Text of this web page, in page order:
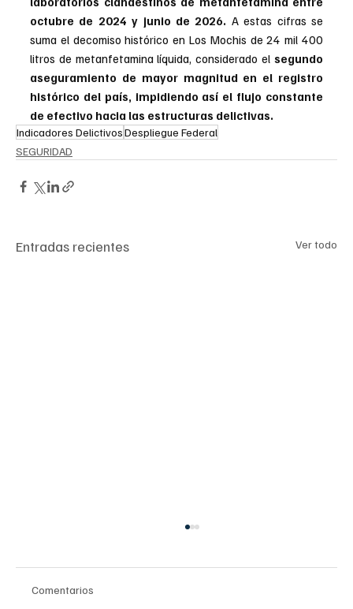
octubre de 2024 y junio de 2026. A estas cifras se
suma el decomiso histórico en Los Mochis de 24 mil 400
litros de metanfetamina líquida, considerado el segundo
aseguramiento de mayor magnitud en el registro
histórico del país, impidiendo así el flujo constante
de efectivo hacia las estructuras delictivas.
Indicadores DelictivosDespliegue Federal
SEGURIDAD
Entradas recientes Ver todo
Comentarios